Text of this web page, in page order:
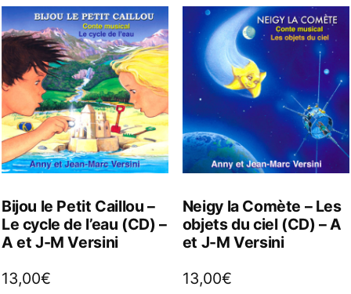
Bijou le Petit Caillou –
Le cycle de l’eau (CD) –
A et J-M Versini
13,00€
Neigy la Comète – Les
objets du ciel (CD) – A
et J-M Versini
13,00€